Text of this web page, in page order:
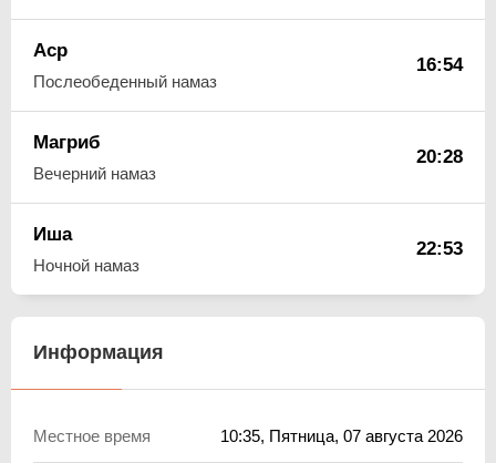
Аср
Послеобеденный намаз
16:54
Магриб
Вечерний намаз
20:28
Иша
Ночной намаз
22:53
Информация
Местное время 10:35, Пятница, 07 августа 2026